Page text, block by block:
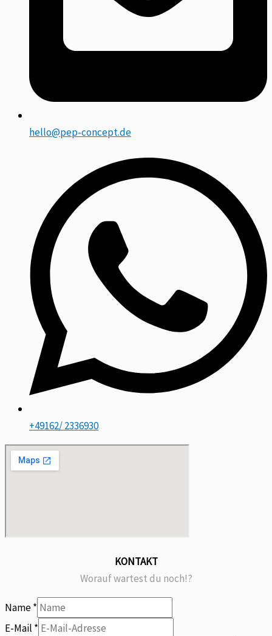
hello@pep-concept.de
+49162/ 2336930
KONTAKT
Worauf wartest du noch!?
Name*
uns
E-Mail *